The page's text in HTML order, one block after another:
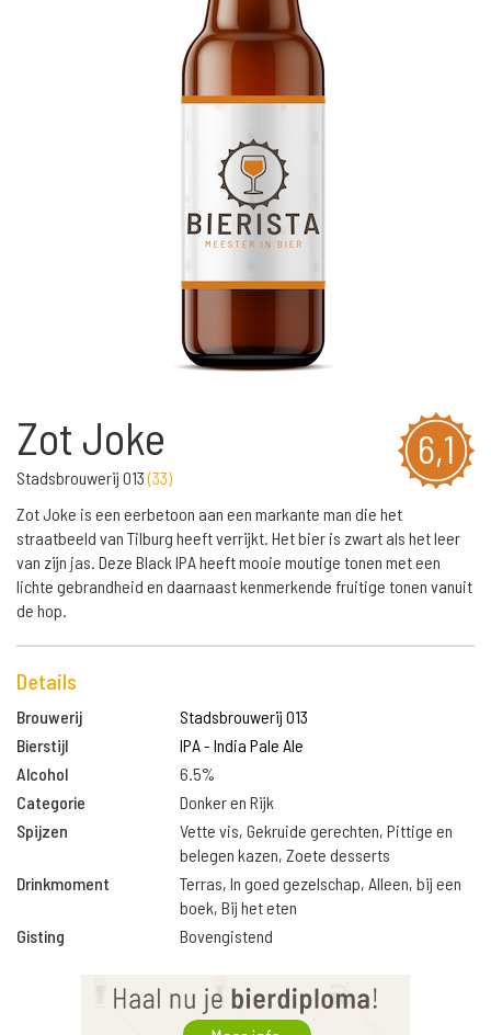
6,1
Zot Joke
Stadsbrouwerij 013(33)
Zot Joke is een eerbetoon aan een markante man die het
straatbeeld van Tilburg heeft verrijkt. Het bier is zwart als het leer
van zijn jas. Deze Black IPA heeft mooie moutige tonen met een
lichte gebrandheid en daarnaast kenmerkende fruitige tonen vanuit
de hop.
Details
Brouwerij
Stadsbrouwerij 013
Bierstijl
IPA - India Pale Ale
Alcohol
6.5%
Categorie
Donker en Rijk
Spijzen
Vette vis, Gekruide gerechten, Pittige en
belegen kazen, Zoete desserts
Drinkmoment
Terras, In goed gezelschap, Alleen, bij een
boek, Bij het eten
Gisting
Bovengistend